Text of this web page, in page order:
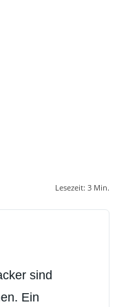
Lesezeit: 3 Min.
sind
Ein